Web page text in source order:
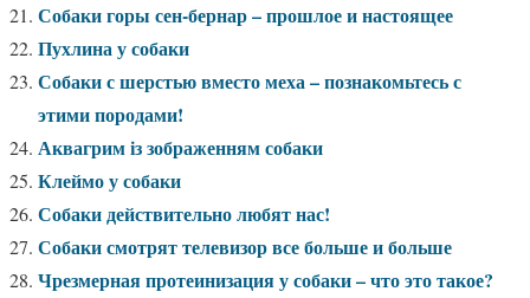
Собаки горы сен-бернар – прошлое и настоящее
Пухлина у собаки
Собаки с шерстью вместо меха – познакомьтесь с
этими породами!
Аквагрим із зображенням собаки
Клеймо у собаки
Собаки действительно любят нас!
Собаки смотрят телевизор все больше и больше
Чрезмерная протеинизация у собаки – что это такое?